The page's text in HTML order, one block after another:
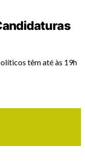
têm até às 19h